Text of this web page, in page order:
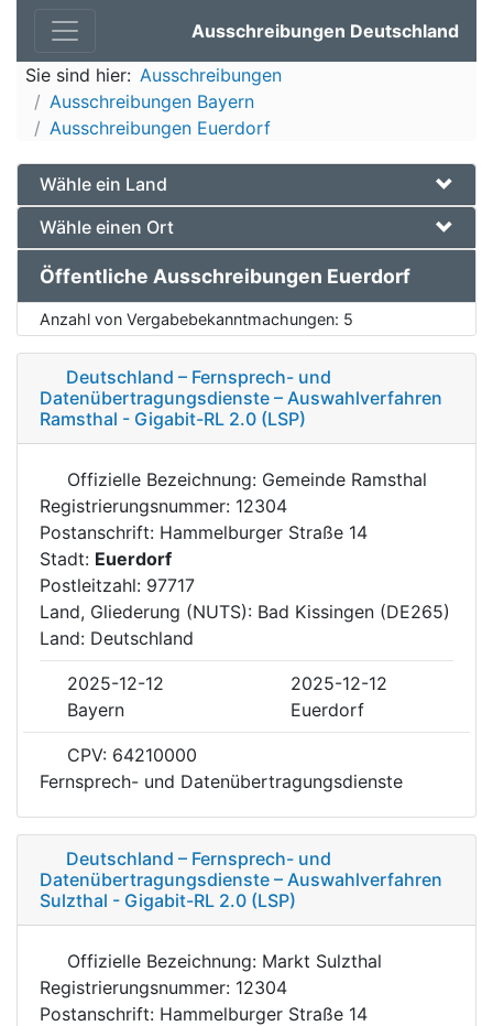
Ausschreibungen Deutschland
Sie sind hier: Ausschreibungen
Ausschreibungen Bayern
Ausschreibungen Euerdorf
Wähle ein Land
Wähle einen Ort
Öffentliche Ausschreibungen Euerdorf
Anzahl von Vergabebekanntmachungen: 5
Deutschland – Fernsprech- und
Datenübertragungsdienste – Auswahlverfahren
Ramsthal - Gigabit-RL 2.0 (LSP)
Offizielle Bezeichnung: Gemeinde Ramsthal
Registrierungsnummer: 12304
Postanschrift: Hammelburger Straße 14
Stadt: Euerdorf
Postleitzahl: 97717
Land, Gliederung (NUTS): Bad Kissingen (DE265)
Land: Deutschland
2025-12-12
2025-12-12
Bayern
Euerdorf
CPV: 64210000
Fernsprech- und Datenübertragungsdienste
Deutschland – Fernsprech- und
Datenübertragungsdienste – Auswahlverfahren
Sulzthal - Gigabit-RL 2.0 (LSP)
Offizielle Bezeichnung: Markt Sulzthal
Registrierungsnummer: 12304
Postanschrift: Hammelburger Straße 14